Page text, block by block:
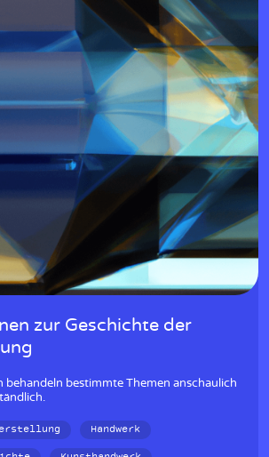
zur Geschichte der
behandeln bestimmte Themen anschaulich
Handwerk